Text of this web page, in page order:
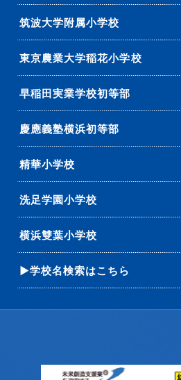
筑波大学附属小学校
東京農業大学稲花小学校
早稲田実業学校初等部
慶應義塾横浜初等部
精華小学校
洗足学園小学校
横浜雙葉小学校
▶学校名検索はこちら